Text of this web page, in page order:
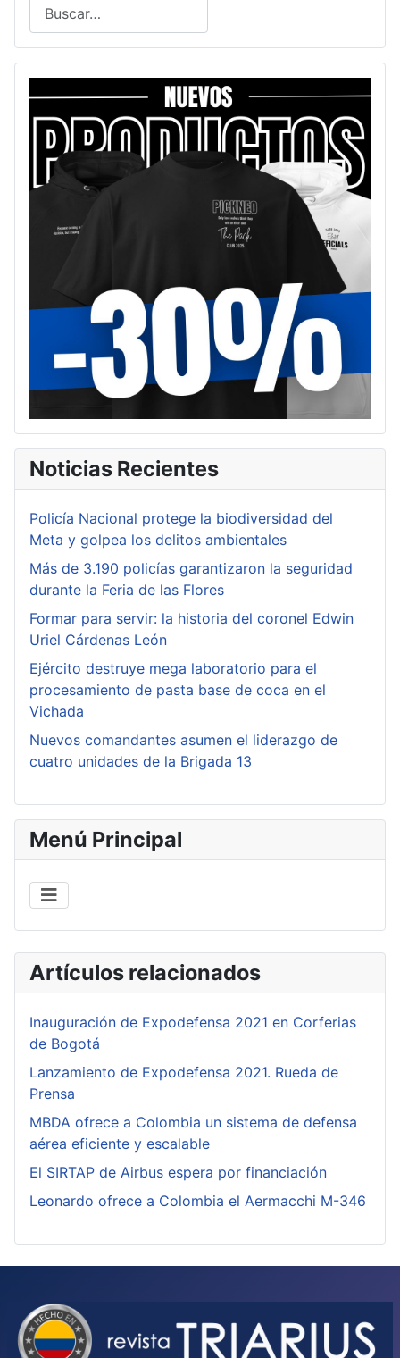
Type 2 or more characters for results.
Noticias Recientes
Policía Nacional protege la biodiversidad del
Meta y golpea los delitos ambientales
Más de 3.190 policías garantizaron la seguridad
durante la Feria de las Flores
Formar para servir: la historia del coronel Edwin
Uriel Cárdenas León
Ejército destruye mega laboratorio para el
procesamiento de pasta base de coca en el
Vichada
Nuevos comandantes asumen el liderazgo de
cuatro unidades de la Brigada 13
Menú Principal
Artículos relacionados
Inauguración de Expodefensa 2021 en Corferias
de Bogotá
Lanzamiento de Expodefensa 2021. Rueda de
Prensa
MBDA ofrece a Colombia un sistema de defensa
aérea eficiente y escalable
El SIRTAP de Airbus espera por financiación
Leonardo ofrece a Colombia el Aermacchi M-346